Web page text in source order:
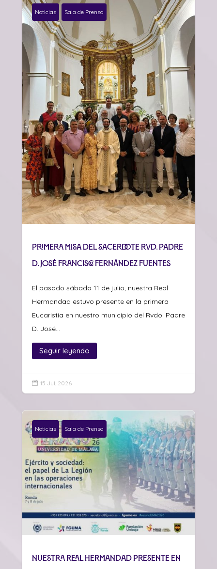
Noticias Sala de Prensa
Primera misa del sacerdote Rvd. Padre
D. José Francisco Fernández Fuentes
El pasado sábado 11 de julio, nuestra Real
Hermandad estuvo presente en la primera
Eucaristía en nuestro municipio del Rvdo. Padre
D. José...
Seguir leyendo
 15 Jul, 2026
Noticias Sala de Prensa
Nuestra Real Hermandad presente en